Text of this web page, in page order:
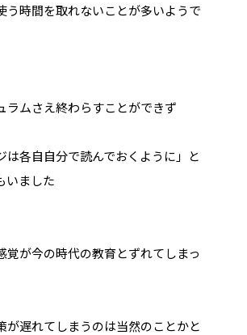
う時間を取れないことが多いようで
ラムさえ終わらすことができず
は各自自分で読んでおくように」と
いました
覚が今の時代の教育とずれてしまっ
が遅れてしまうのは当然のことかと